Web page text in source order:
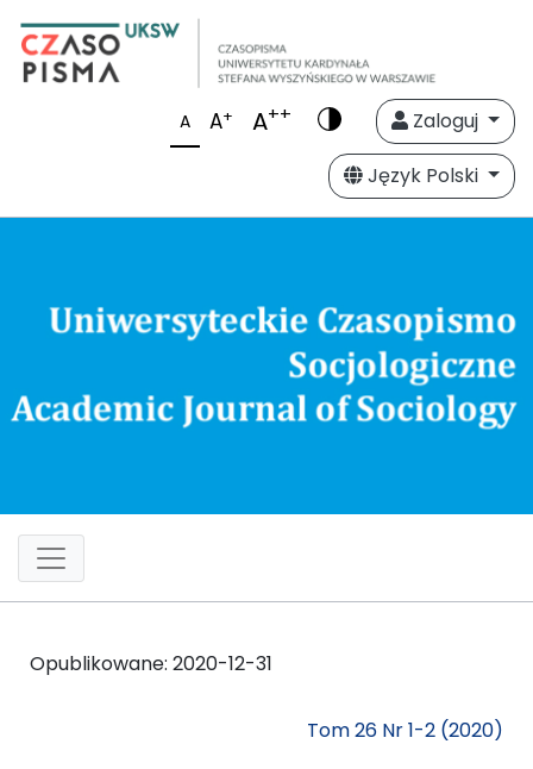
A A+ A++
Zaloguj
Język Polski
Opublikowane: 2020-12-31
Tom 26 Nr 1-2 (2020)